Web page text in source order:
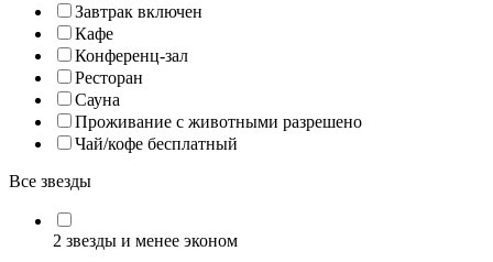
Завтрак включен
Кафе
Конференц-зал
Ресторан
Сауна
Проживание с животными разрешено
Чай/кофе бесплатный
Все звезды
2 звезды и менее эконом